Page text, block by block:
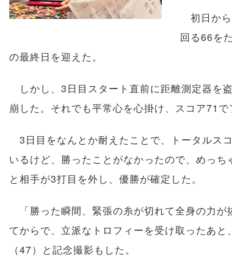
初日か
回る66を
の最終日を迎えた。
しかし、3日目スタート直前に距離測定器を
崩した。それでも平常心を心掛け、スコア71で
3日目をなんとか耐えたことで、トータルス
いるけど、勝ったことがなかったので、めっ
と相手が3打目を外し、優勝が確定した。
「勝った瞬間、緊張の糸が切れて全身の力が
てからで、立派なトロフィーを受け取ったあ
（47）と記念撮影もした。